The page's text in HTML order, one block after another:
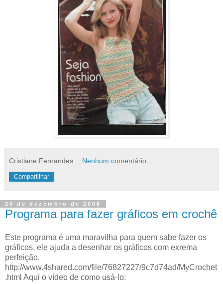
Cristiane Fernandes Nenhum comentário:
Compartilhar
20 de dezembro de 2008
Programa para fazer gráficos em crochê
Este programa é uma maravilha para quem sabe fazer os
gráficos, ele ajuda a desenhar os gráficos com exrema
perfeição.
http://www.4shared.com/file/76827227/9c7d74ad/MyCrochet
.html Aqui o vídeo de como usá-lo: